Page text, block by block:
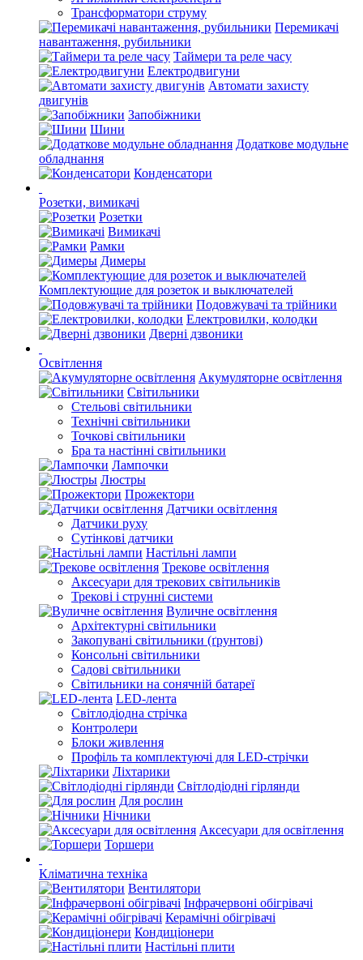
Трансформатори струму
Перемикачі
навантаження, рубильники
Таймери та реле часу
Електродвигуни
Автомати захисту
двигунів
Запобіжники
Шини
Додаткове модульне
обладнання
Конденсатори
Розетки, вимикачі
Розетки
Вимикачі
Рамки
Димеры
Комплектующие для розеток и выключателей
Подовжувачі та трійники
Електровилки, колодки
Дверні дзвоники
Освітлення
Акумуляторне освітлення
Світильники
Стельові світильники
Технічні світильники
Точкові світильники
Бра та настінні світильники
Лампочки
Люстры
Прожектори
Датчики освітлення
Датчики руху
Сутінкові датчики
Настільні лампи
Трекове освітлення
Аксесуари для трекових світильників
Трекові і струнні системи
Вуличне освітлення
Архітектурні світильники
Закопувані світильники (ґрунтові)
Консольні світильники
Садові світильники
Світильники на сонячній батареї
LED-лента
Світлодіодна стрічка
Контролери
Блоки живлення
Профіль та комплектуючі для LED-стрічки
Ліхтарики
Світлодіодні гірлянди
Для рослин
Нічники
Аксесуари для освітлення
Торшери
Кліматична техніка
Вентилятори
Інфрачервоні обігрівачі
Керамічні обігрівачі
Кондиціонери
Настільні плити